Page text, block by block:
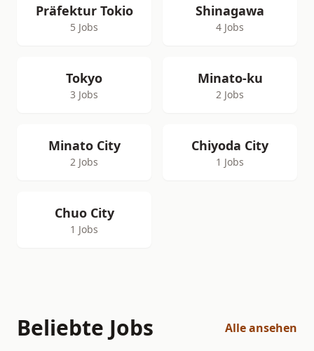
Präfektur Tokio
5 Jobs
Shinagawa
4 Jobs
Tokyo
3 Jobs
Minato-ku
2 Jobs
Minato City
2 Jobs
Chiyoda City
1 Jobs
Chuo City
1 Jobs
Beliebte Jobs Alle ansehen